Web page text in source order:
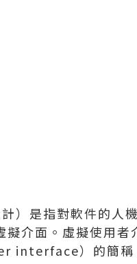
）是指對軟件的人
擬介面。虛擬使
interface）的簡稱